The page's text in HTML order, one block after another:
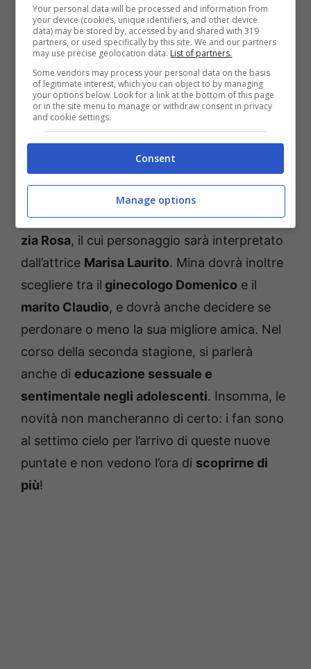
stagione di Mina Settembre
La prima stagione della fiction era terminata
conMina alle prese con una scelta
sentimentale, ma anche quest’anno non
mancheranno le novità. “Se Mina ha una
avuto unrapporto problematico“, ha
confessato l’attrice, “quest’anno i problemi
diventeranno due“. Ci sarà infattil’arrivo di
zia Rosa, il cui personaggio sarà interpretato
dall’attrice Marisa Laurito. Mina dovrà inoltre
scegliere tra il ginecologo Domenico e il
marito Claudio, e dovrà anche decidere se
perdonare o meno la sua migliore amica. Nel
corso della seconda stagione, si parlerà
anche di educazione sessuale e
sentimentale negli adolescenti. Insomma, le
novità non mancheranno di certo: i fan sono
al settimo cielo per l’arrivo di queste nuove
puntate e non vedono l’ora di scoprirne di
più!
Your personal data will be processed and information from
your device (cookies, unique identifiers, and other device
data) may be stored by, accessed by and shared with 319
partners, or used specifically by this site. We and our partners
may use precise geolocation data. List of partners.
Some vendors may process your personal data on the basis
of legitimate interest, which you can object to by managing
your options below. Look for a link at the bottom of this page
or in the site menu to manage or withdraw consent in privacy
and cookie settings.
Consent
Manage options